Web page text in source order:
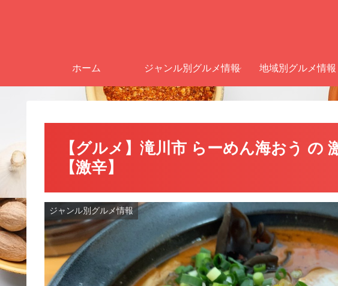
ホーム ジャンル別グルメ情報 地域別グルメ情報
【グルメ】滝川市 らーめん海おう の
【激辛】
ジャンル別グルメ情報